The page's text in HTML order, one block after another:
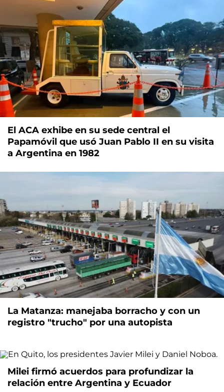
El ACA exhibe en su sede central el
Papamóvil que usó Juan Pablo II en su visita
a Argentina en 1982
La Matanza: manejaba borracho y con un
registro "trucho" por una autopista
Milei firmó acuerdos para profundizar la
relación entre Argentina y Ecuador